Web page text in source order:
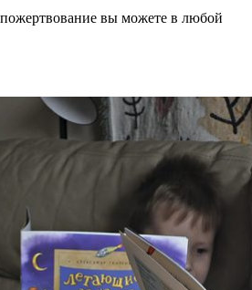
вы можете в любой